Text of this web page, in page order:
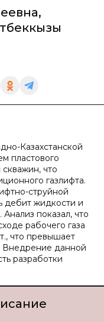
,
Казахстанской
пластового
что
газлифта.
струйной
дебит жидкости и
Анализ показал, что
рабочего газа
что превышает
Внедрение данной
разработки